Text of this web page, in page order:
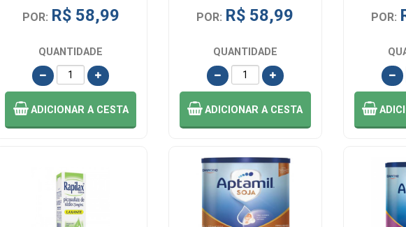
POR: R$ 58,99
QUANTIDADE
ADICIONAR A CESTA
POR: R$ 58,99
QUANTIDADE
ADICIONARA CESTA
POR: